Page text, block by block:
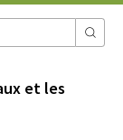
et les